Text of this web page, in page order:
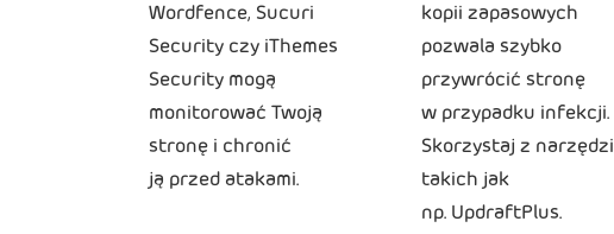
Wordfence, Sucuri
Security czy iThemes
Security mogą
monitorować Twoją
stronę i chronić
ją przed atakami.
kopii zapasowych
pozwala szybko
przywrócić stronę
w przypadku infekcji.
Skorzystaj z narzędzi
takich jak
np. UpdraftPlus.